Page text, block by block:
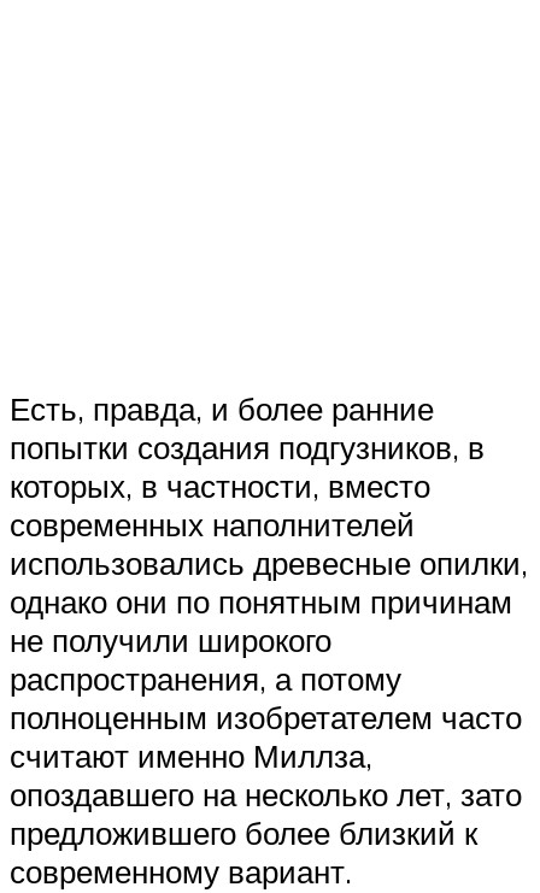
Есть, правда, и более ранние
попытки создания подгузников, в
которых, в частности, вместо
современных наполнителей
использовались древесные опилки,
однако они по понятным причинам
не получили широкого
распространения, а потому
полноценным изобретателем часто
считают именно Миллза,
опоздавшего на несколько лет, зато
предложившего более близкий к
современному вариант.